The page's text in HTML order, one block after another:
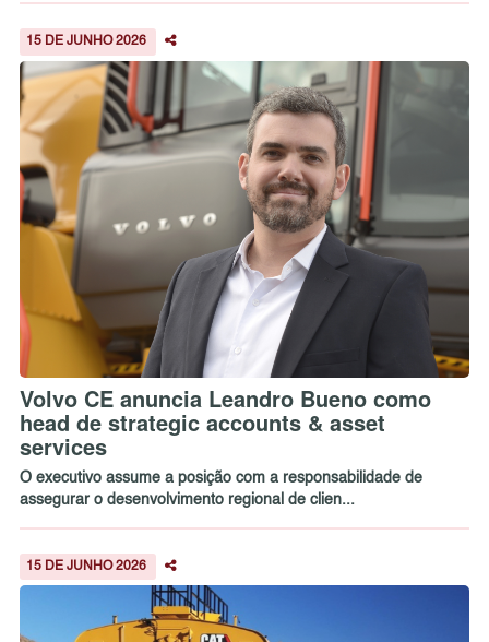
15 DE JUNHO 2026
Volvo CE anuncia Leandro Bueno como
head de strategic accounts & asset
services
O executivo assume a posição com a responsabilidade de
assegurar o desenvolvimento regional de clien...
15 DE JUNHO 2026